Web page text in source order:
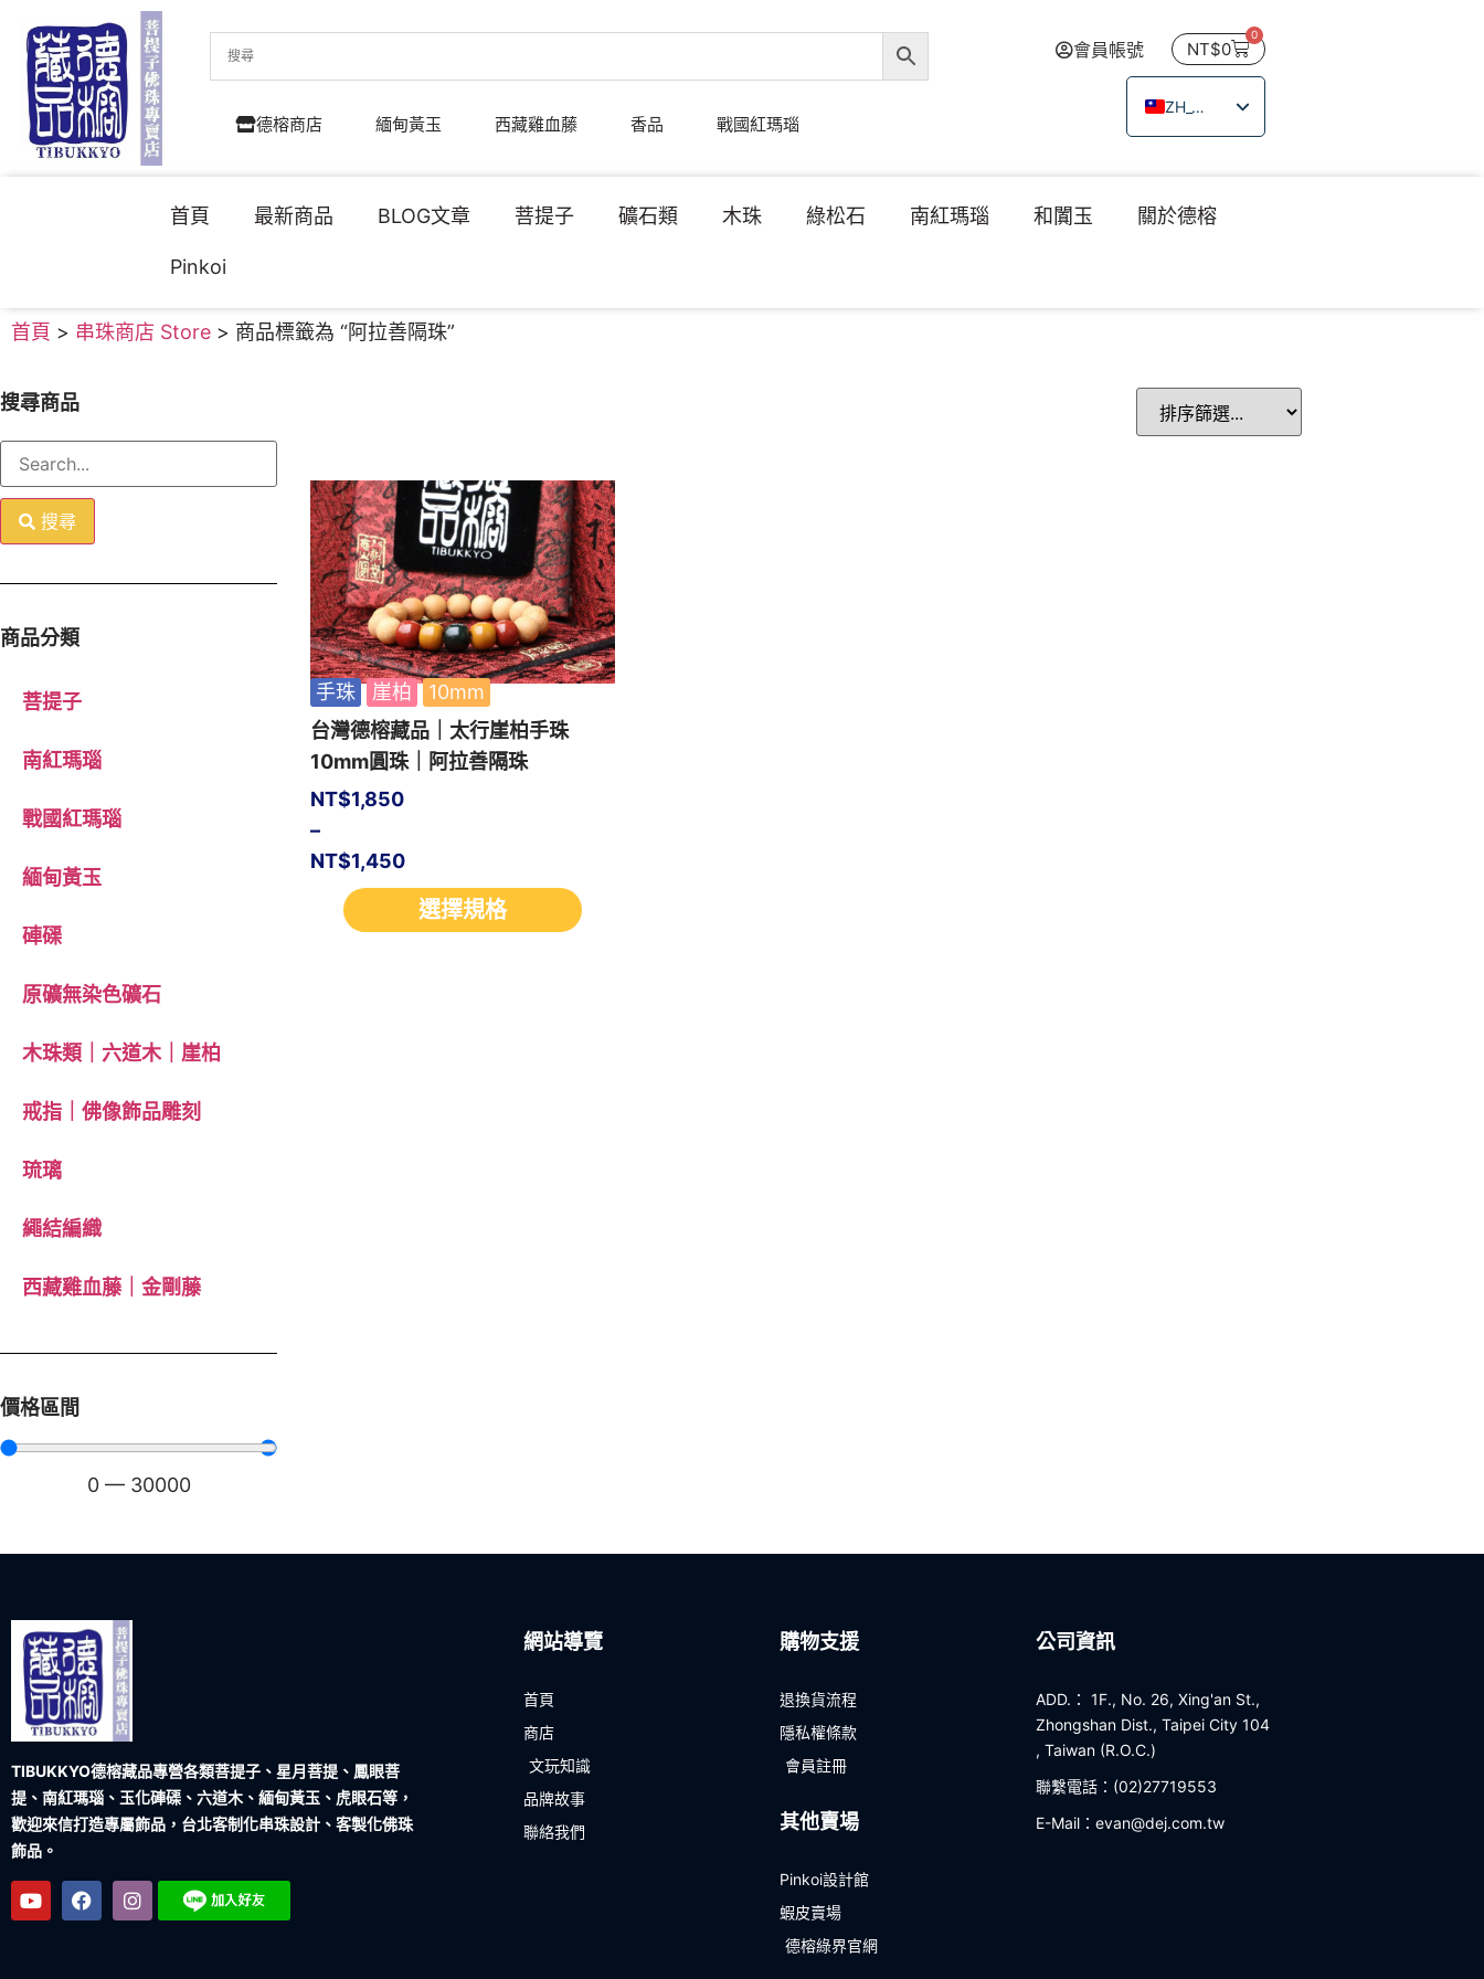
德榕商店 緬甸黃玉 西藏雞血藤 香品 戰國紅瑪瑙
會員帳號 NT$0
0
ZH_TW
EN
JA
TH
首頁 最新商品 BLOG文章 菩提子 礦石類 木珠 綠松石 南紅瑪瑙 和闐玉 關於德榕
Pinkoi
首頁 > 串珠商店 Store > 商品標籤為 “阿拉善隔珠”
搜尋商品
搜尋
商品分類
菩提子
南紅瑪瑙
戰國紅瑪瑙
緬甸黃玉
硨磲
原礦無染色礦石
木珠類｜六道木｜崖柏
戒指｜佛像飾品雕刻
琉璃
繩結編織
西藏雞血藤｜金剛藤
價格區間
0 — 30000
手珠 崖柏
10mm
台灣德榕藏品｜太行崖柏手珠
10mm圓珠｜阿拉善隔珠
NT$1,450
–
NT$1,850
選擇規格
TIBUKKYO德榕藏品專營各類菩提子、星月菩提、鳳眼菩
提、南紅瑪瑙、玉化硨磲、六道木、緬甸黃玉、虎眼石等，
歡迎來信打造專屬飾品，台北客制化串珠設計、客製化佛珠
飾品。
網站導覽
首頁
商店
文玩知識
品牌故事
聯絡我們
購物支援
退換貨流程
隱私權條款
會員註冊
其他賣場
Pinkoi設計館
蝦皮賣場
德榕綠界官網
公司資訊
ADD.： 1F., No. 26, Xing'an St.,
Zhongshan Dist., Taipei City 104
, Taiwan (R.O.C.)
聯繫電話：(02)27719553
E-Mail：evan@dej.com.tw